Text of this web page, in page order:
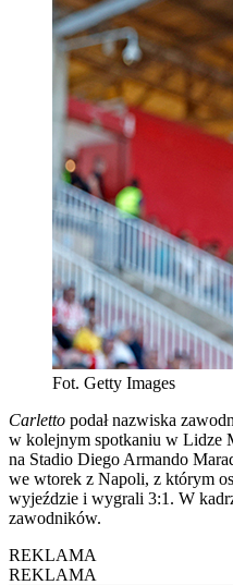
Fot. Getty Images
Carletto podał nazwiska
w kolejnym spotkaniu w Lidze
na Stadio Diego Armando
we wtorek z Napoli, z którym
wyjeździe i wygrali 3:1. W
zawodników.
REKLAMA
REKLAMA